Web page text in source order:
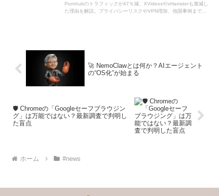
Pornhubのトラフィックが47％減、XVideosやxHamsterも激減し
た理由を解説。プライバシーリスクやVPN増加、他国事例まで深
🚀 NemoClawとは何か？AIエージェント
の“OS化”が始まる
🛡️ Chromeの「Googleセーフブラウジン
グ」は万能ではない？最新調査で判明し
た盲点
ホーム #news